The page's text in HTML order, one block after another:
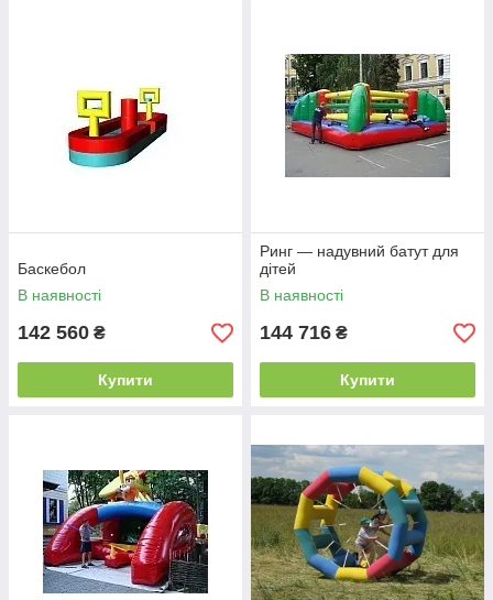
Баскебол
В наявності
142 560 ₴
Купити
Ринг — надувний батут для
дітей
В наявності
144 716 ₴
Купити